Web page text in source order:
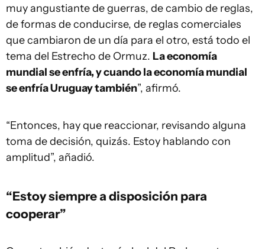
muy angustiante de guerras, de cambio de reglas,
de formas de conducirse, de reglas comerciales
que cambiaron de un día para el otro, está todo el
tema del Estrecho de Ormuz. La economía
mundial se enfría, y cuando la economía mundial
se enfría Uruguay también”, afirmó.
“Entonces, hay que reaccionar, revisando alguna
toma de decisión, quizás. Estoy hablando con
amplitud”, añadió.
“Estoy siempre a disposición para
cooperar”